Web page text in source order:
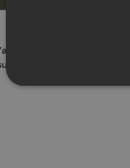
quant à la
la présomption